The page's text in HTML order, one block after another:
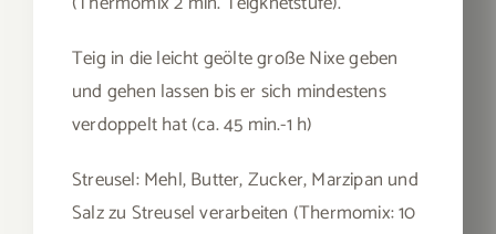
Teig in die leicht geölte große Nixe geben
und gehen lassen bis er sich mindestens
verdoppelt hat (ca. 45 min.-1 h)
Streusel: Mehl, Butter, Zucker, Marzipan und
Salz zu Streusel verarbeiten (Thermomix: 10